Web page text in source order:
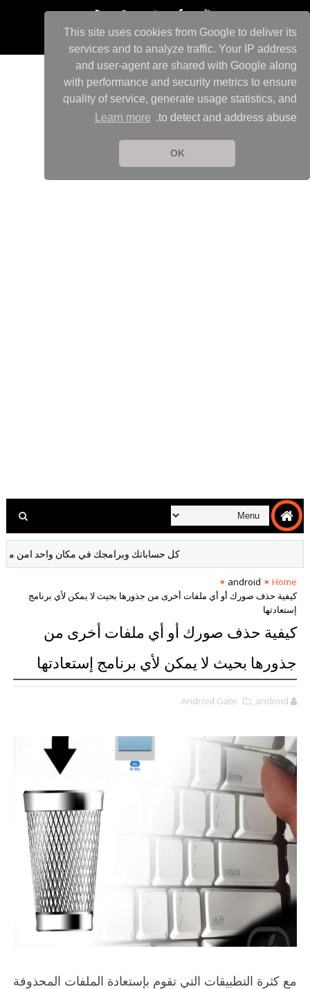
This site uses cookies from Google to deliver its
services and to analyze traffic. Your IP address
and user-agent are shared with Google along
with performance and security metrics to ensure
quality of service, generate usage statistics, and
to detect and address abuse.
Learn more
OK
كل حساباتك وبرامجك في مكان واحد امن مشفر لا
Home
android
كيفية حذف صورك أو أي ملفات أخرى من جذورها بحيث لا يمكن لأي برنامج
إستعادتها
كيفية حذف صورك أو أي ملفات أخرى من
جذورها بحيث لا يمكن لأي برنامج إستعادتها
Android Gate ,android
مع كثرة التطبيقات التي تقوم بإستعادة الملفات المحذوفة